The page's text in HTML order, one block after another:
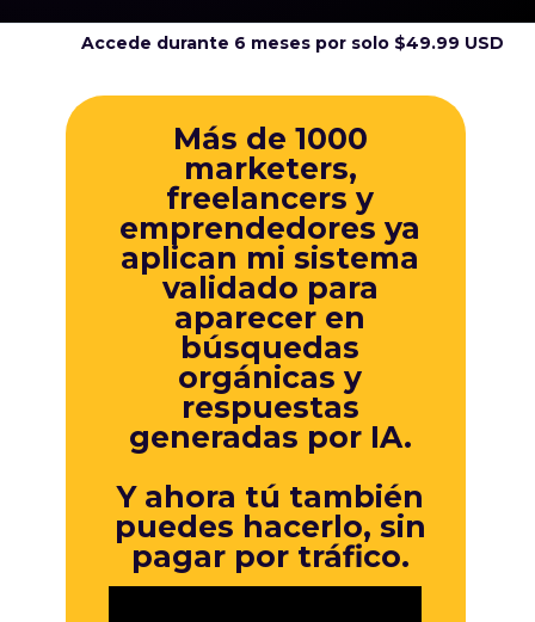
Accede durante 6 meses por solo $49.99 USD
Más de 1000
marketers,
freelancers y
emprendedores ya
aplican mi sistema
validado para
aparecer en
búsquedas
orgánicas y
respuestas
generadas por IA.
Y ahora tú también
puedes hacerlo, sin
pagar por tráfico.